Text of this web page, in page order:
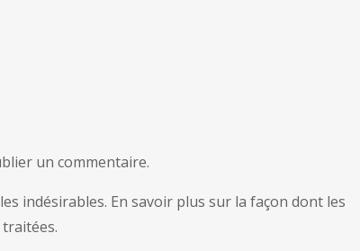
un commentaire.
indésirables. En savoir plus sur la façon dont les
.